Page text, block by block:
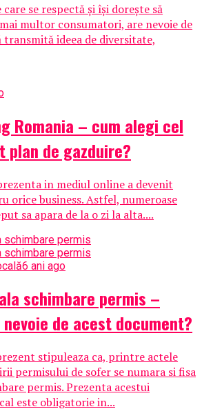
care se respectă și își dorește să
multor consumatori, are nevoie de
transmită ideea de diversitate,
Romania – cum alegi cel
plan de gazduire?
in mediul online a devenit
orice business. Astfel, numeroase
sa apara de la o zi la alta....
6 ani ago
schimbare permis –
nevoie de acest document?
stipuleaza ca, printre actele
permisului de sofer se numara si fisa
permis. Prezenta acestui
este obligatorie in...